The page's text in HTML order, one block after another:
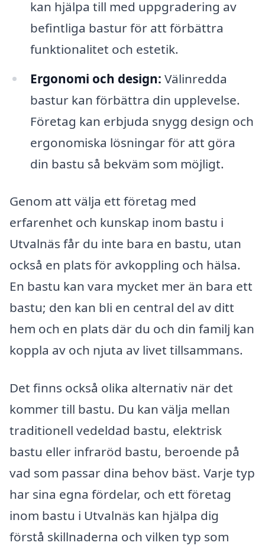
kan hjälpa till med uppgradering av
befintliga bastur för att förbättra
funktionalitet och estetik.
Ergonomi och design: Välinredda
bastur kan förbättra din upplevelse.
Företag kan erbjuda snygg design och
ergonomiska lösningar för att göra
din bastu så bekväm som möjligt.
Genom att välja ett företag med
erfarenhet och kunskap inom bastu i
Utvalnäs får du inte bara en bastu, utan
också en plats för avkoppling och hälsa.
En bastu kan vara mycket mer än bara ett
bastu; den kan bli en central del av ditt
hem och en plats där du och din familj kan
koppla av och njuta av livet tillsammans.
Det finns också olika alternativ när det
kommer till bastu. Du kan välja mellan
traditionell vedeldad bastu, elektrisk
bastu eller infraröd bastu, beroende på
vad som passar dina behov bäst. Varje typ
har sina egna fördelar, och ett företag
inom bastu i Utvalnäs kan hjälpa dig
förstå skillnaderna och vilken typ som